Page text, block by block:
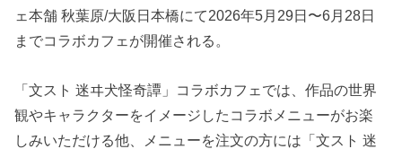
ェ本舗 秋葉原/大阪日本橋にて2026年5月29日〜6月28日
までコラボカフェが開催される。
「文スト 迷ヰ犬怪奇譚」コラボカフェでは、作品の世界
観やキャラクターをイメージしたコラボメニューがお楽
しみいただける他、メニューを注文の方には「文スト 迷